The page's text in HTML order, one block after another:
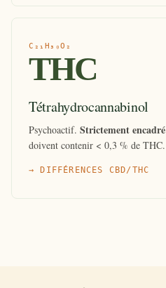
C₂₁H₃₀O₂
THC
Tétrahydrocannabinol
Psychoactif. Strictement encadré
doivent contenir < 0,3 % de THC.
→ DIFFÉRENCES CBD/THC